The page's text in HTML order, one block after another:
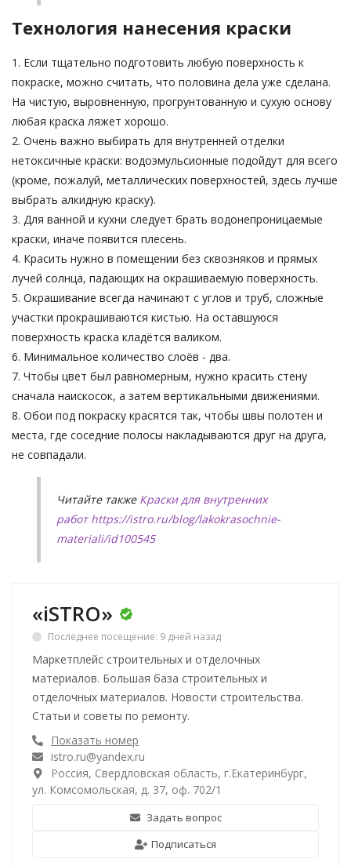
Технология нанесения краски
1. Если тщательно подготовить любую поверхность к
покраске, можно считать, что половина дела уже сделана.
На чистую, выровненную, прогрунтованную и сухую основу
любая краска ляжет хорошо.
2. Очень важно выбирать для внутренней отделки
нетоксичные краски: водоэмульсионные подойдут для всего
(кроме, пожалуй, металлических поверхностей, здесь лучше
выбрать алкидную краску).
3. Для ванной и кухни следует брать водонепроницаемые
краски, иначе появится плесень.
4. Красить нужно в помещении без сквозняков и прямых
лучей солнца, падающих на окрашиваемую поверхность.
5. Окрашивание всегда начинают с углов и труб, сложные
участки прокрашиваются кистью. На оставшуюся
поверхность краска кладётся валиком.
6. Минимальное количество слоёв - два.
7. Чтобы цвет был равномерным, нужно красить стену
сначала наискосок, а затем вертикальными движениями.
8. Обои под покраску красятся так, чтобы швы полотен и
места, где соседние полосы накладываются друг на друга,
не совпадали.
Читайте также Краски для внутренних
работ https://istro.ru/blog/lakokrasochnie-
materiali/id100545
«iSTRO»
Последнее посещение: 9 дней назад
Маркетплейс строительных и отделочных
материалов. Большая база строительных и
отделочных материалов. Новости строительства.
Статьи и советы по ремонту.
Показать номер
istro.ru@yandex.ru
Россия, Свердловская область, г.Екатеринбург,
ул. Комсомольская, д. 37, оф. 702/1
Задать вопрос
Подписаться